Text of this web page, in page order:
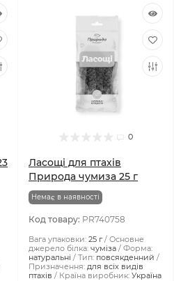
0
Ласощі для птахів
Природа чумиза 25 г
Немає в наявності
Код товару: PR740758
Вага упаковки: 25 г
Основне
джерело білка: чуміза
Форма:
натуральні
Тип: повсякденний
Призначення: для всіх видів
птахів
Країна виробник: Україна